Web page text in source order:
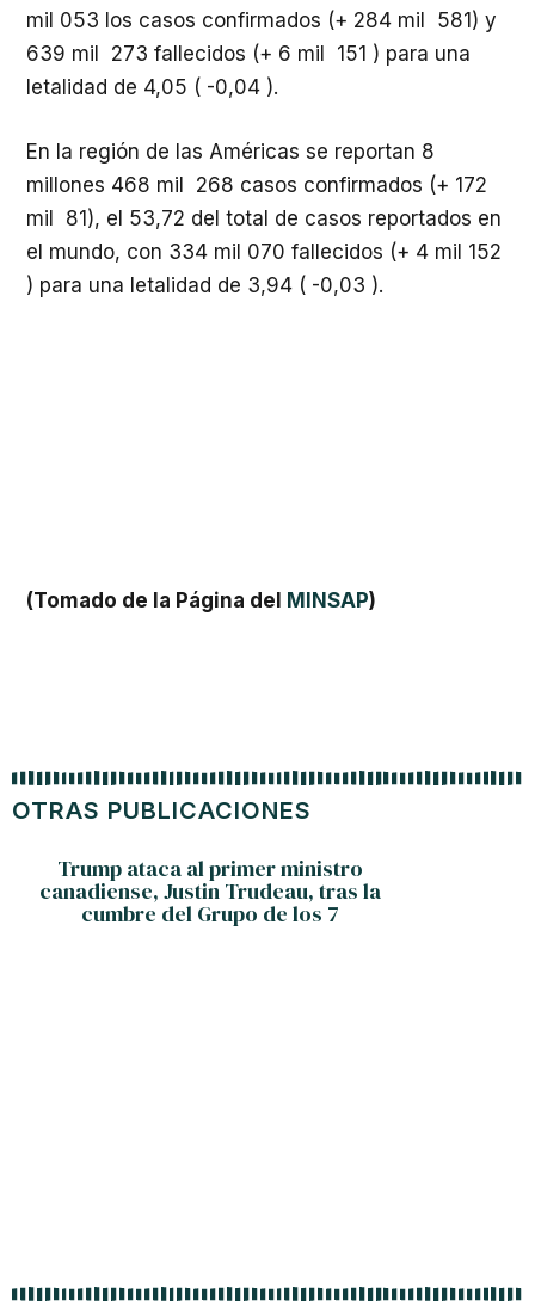
mil 053 los casos confirmados (+ 284 mil 581) y
639 mil 273 fallecidos (+ 6 mil 151 ) para una
letalidad de 4,05 ( -0,04 ).
En la región de las Américas se reportan 8
millones 468 mil 268 casos confirmados (+ 172
mil 81), el 53,72 del total de casos reportados en
el mundo, con 334 mil 070 fallecidos (+ 4 mil 152
) para una letalidad de 3,94 ( -0,03 ).
(Tomado de la Página del MINSAP)
OTRAS PUBLICACIONES
Trump ataca al primer ministro
canadiense, Justin Trudeau, tras la
cumbre del Grupo de los 7